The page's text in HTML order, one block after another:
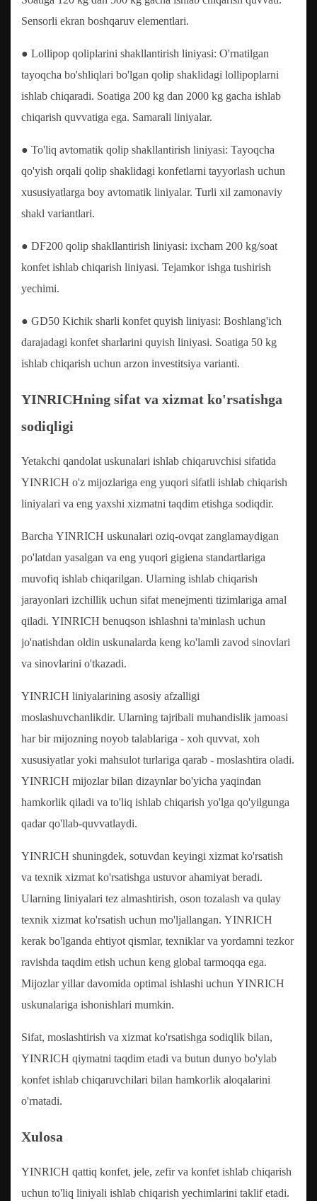
Sensorli ekran boshqaruv elementlari.
● Lollipop qoliplarini shakllantirish liniyasi: O'rnatilgan
tayoqcha bo'shliqlari bo'lgan qolip shaklidagi lollipoplarni
ishlab chiqaradi. Soatiga 200 kg dan 2000 kg gacha ishlab
chiqarish quvvatiga ega. Samarali liniyalar.
● To'liq avtomatik qolip shakllantirish liniyasi: Tayoqcha
qo'yish orqali qolip shaklidagi konfetlarni tayyorlash uchun
xususiyatlarga boy avtomatik liniyalar. Turli xil zamonaviy
shakl variantlari.
● DF200 qolip shakllantirish liniyasi: ixcham 200 kg/soat
konfet ishlab chiqarish liniyasi. Tejamkor ishga tushirish
yechimi.
● GD50 Kichik sharli konfet quyish liniyasi: Boshlang'ich
darajadagi konfet sharlarini quyish liniyasi. Soatiga 50 kg
ishlab chiqarish uchun arzon investitsiya varianti.
YINRICHning sifat va xizmat ko'rsatishga
sodiqligi
Yetakchi qandolat uskunalari ishlab chiqaruvchisi sifatida
YINRICH o'z mijozlariga eng yuqori sifatli ishlab chiqarish
liniyalari va eng yaxshi xizmatni taqdim etishga sodiqdir.
Barcha YINRICH uskunalari oziq-ovqat zanglamaydigan
po'latdan yasalgan va eng yuqori gigiena standartlariga
muvofiq ishlab chiqarilgan. Ularning ishlab chiqarish
jarayonlari izchillik uchun sifat menejmenti tizimlariga amal
qiladi. YINRICH benuqson ishlashni ta'minlash uchun
jo'natishdan oldin uskunalarda keng ko'lamli zavod sinovlari
va sinovlarini o'tkazadi.
YINRICH liniyalarining asosiy afzalligi
moslashuvchanlikdir. Ularning tajribali muhandislik jamoasi
har bir mijozning noyob talablariga - xoh quvvat, xoh
xususiyatlar yoki mahsulot turlariga qarab - moslashtira oladi.
YINRICH mijozlar bilan dizaynlar bo'yicha yaqindan
hamkorlik qiladi va to'liq ishlab chiqarish yo'lga qo'yilgunga
qadar qo'llab-quvvatlaydi.
YINRICH shuningdek, sotuvdan keyingi xizmat ko'rsatish
va texnik xizmat ko'rsatishga ustuvor ahamiyat beradi.
Ularning liniyalari tez almashtirish, oson tozalash va qulay
texnik xizmat ko'rsatish uchun mo'ljallangan. YINRICH
kerak bo'lganda ehtiyot qismlar, texniklar va yordamni tezkor
ravishda taqdim etish uchun keng global tarmoqqa ega.
Mijozlar yillar davomida optimal ishlashi uchun YINRICH
uskunalariga ishonishlari mumkin.
Sifat, moslashtirish va xizmat ko'rsatishga sodiqlik bilan,
YINRICH qiymatni taqdim etadi va butun dunyo bo'ylab
konfet ishlab chiqaruvchilari bilan hamkorlik aloqalarini
o'rnatadi.
Xulosa
YINRICH qattiq konfet, jele, zefir va konfet ishlab chiqarish
uchun to'liq liniyali ishlab chiqarish yechimlarini taklif etadi.